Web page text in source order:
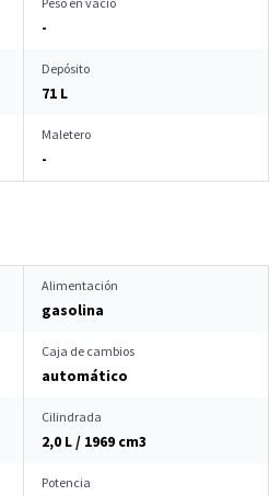
-
Depósito
71 L
Maletero
-
Alimentación
gasolina
Caja de cambios
automático
Cilindrada
2,0 L / 1969 cm3
Potencia